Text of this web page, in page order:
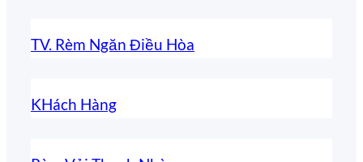
TV. Rèm Ngăn Điều Hòa
KHách Hàng